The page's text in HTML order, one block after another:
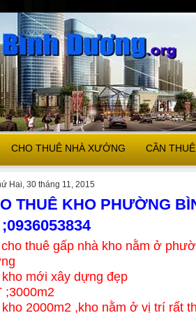
CHO THUÊ NHÀ XƯỞNG CẦN
Hai, 30 tháng 11, 2015
THUÊ KHO PHƯỜNG
thuê gấp nhà kho nằm ở
kho mới xây dựng đẹp
;3000m2
kho 2000m2 ,kho nằm ở vị trí rất